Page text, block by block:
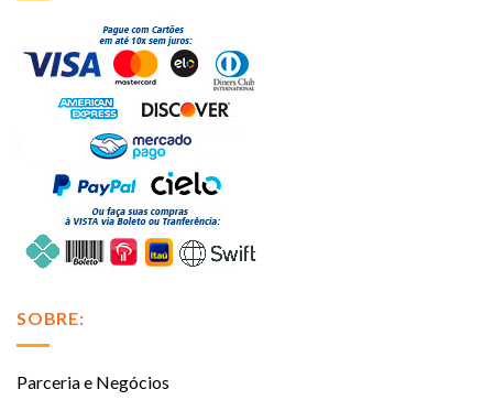
SOBRE:
Parceria e Negócios